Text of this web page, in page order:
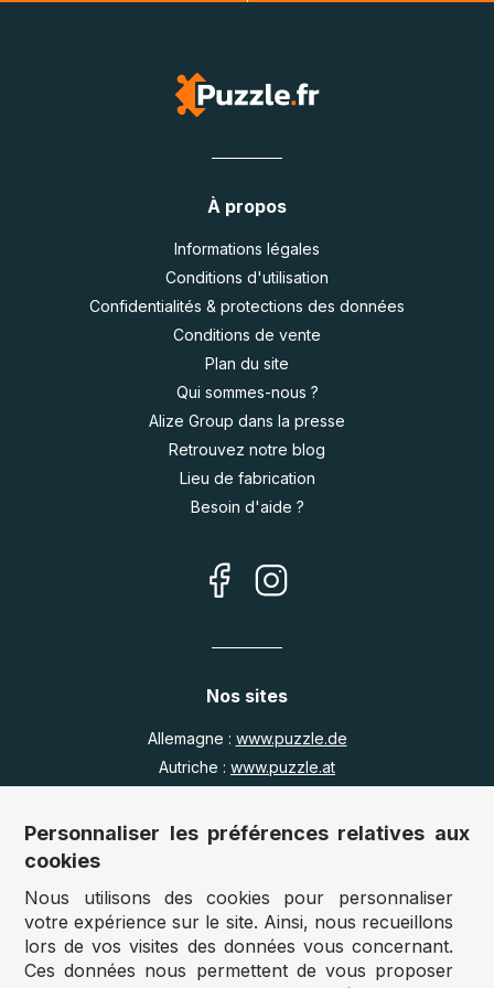
À propos
Informations légales
Conditions d'utilisation
Confidentialités & protections des données
Conditions de vente
Plan du site
Qui sommes-nous ?
Alize Group dans la presse
Retrouvez notre blog
Lieu de fabrication
Besoin d'aide ?
Nos sites
Allemagne : www.puzzle.de
Autriche : www.puzzle.at
Royaume Uni :
www.jigsawpuzzle.co.uk
Accès revendeurs / détaillants
Vous avez un magasin ?
Vous souhaitez accéder à nos prix revendeurs ?
Personnaliser les préférences relatives aux
cookies
Nous utilisons des cookies pour personnaliser
votre expérience sur le site. Ainsi, nous recueillons
lors de vos visites des données vous concernant.
Ces données nous permettent de vous proposer